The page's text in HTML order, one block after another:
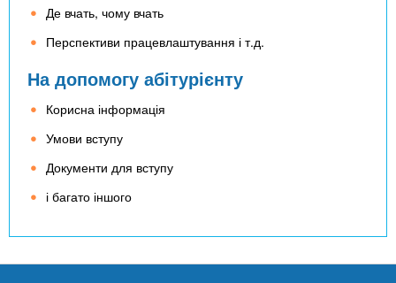
Де вчать, чому вчать
Перспективи працевлаштування і т.д.
На допомогу абітурієнту
Корисна інформація
Умови вступу
Документи для вступу
і багато іншого